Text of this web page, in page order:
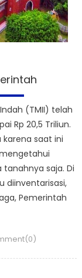
(TMII) telah
Rp 20,5 Triliun.
saat ini
tanahnya saja. Di
diinventarisasi,
Pemerintah